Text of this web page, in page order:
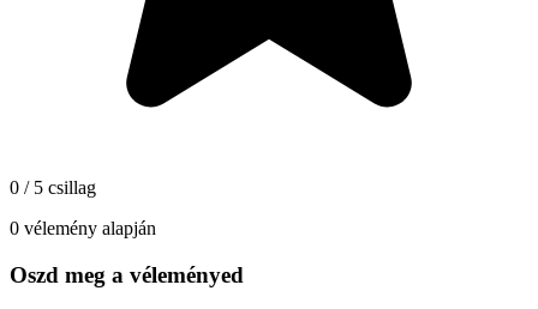
0 / 5 csillag
0 vélemény alapján
Oszd meg a véleményed